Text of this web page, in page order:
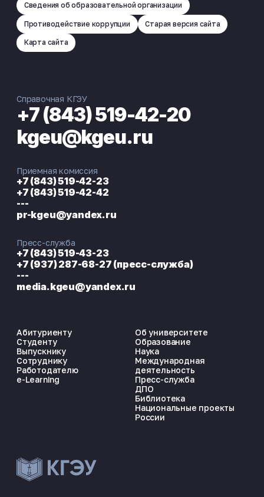
ЭНЕРГОКОД — ПОМОЩНИК КГЭУ
Сведения об образовательной организации
Противодействие коррупции Старая версия сайта
Карта сайта
Абитуриенту
Студенту
Выпускнику
Сотруднику
Работодателю
e-Learning
Об университете
Образование
Наука
Международная
деятельность
Пресс-служба
ДПО
Библиотека
Национальные проекты
России
Справочная КГЭУ
+7 (843) 519-42-20
kgeu@kgeu.ru
Приемная комиссия
+7 (843) 519-42-23
+7 (843) 519-42-42
---
pr-kgeu@yandex.ru
Пресс-служба
+7 (843) 519-43-23
+7 (937) 287-68-27 (пресс-служба)
---
media.kgeu@yandex.ru